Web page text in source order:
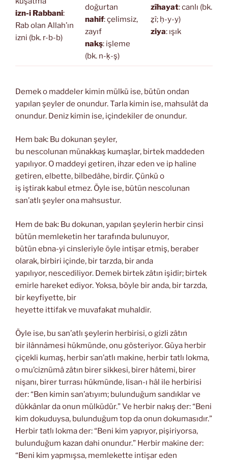
izn-i Rabbani:
Rab olan Allah’ın
izni (bk. r-b-b)
doğurtan
nahif: çelimsiz,
zayıf
nakş: işleme
(bk. n-ḳ-ş)
zîhayat: canlı (bk.
ẕî; ḥ-y-y)
ziya: ışık
Demek o maddeler kimin mülkü ise, bütün ondan
yapılan şeyler de onundur. Tarla kimin ise, mahsulât da
onundur. Deniz kimin ise, içindekiler de onundur.
Hem bak: Bu dokunan şeyler,
bu nescolunan münakkaş kumaşlar, birtek maddeden
yapılıyor. O maddeyi getiren, ihzar eden ve ip haline
getiren, elbette, bilbedâhe, birdir. Çünkü o
iş iştirak kabul etmez. Öyle ise, bütün nescolunan
san’atlı şeyler ona mahsustur.
Hem de bak: Bu dokunan, yapılan şeylerin herbir cinsi
bütün memleketin her tarafında bulunuyor,
bütün ebna-yi cinsleriyle öyle intişar etmiş, beraber
olarak, birbiri içinde, bir tarzda, bir anda
yapılıyor, nescediliyor. Demek birtek zâtın işidir; birtek
emirle hareket ediyor. Yoksa, böyle bir anda, bir tarzda,
bir keyfiyette, bir
heyette ittifak ve muvafakat muhaldir.
Öyle ise, bu san’atlı şeylerin herbirisi, o gizli zâtın
bir ilânnâmesi hükmünde, onu gösteriyor. Güya herbir
çiçekli kumaş, herbir san’atlı makine, herbir tatlı lokma,
o mu’ciznümâ zâtın birer sikkesi, birer hâtemi, birer
nişanı, birer turrası hükmünde, lisan-ı hâl ile herbirisi
der: “Ben kimin san’atıyım; bulunduğum sandıklar ve
dükkânlar da onun mülküdür.” Ve herbir nakış der: “Beni
kim dokuduysa, bulunduğum top da onun dokumasıdır.”
Herbir tatlı lokma der: “Beni kim yapıyor, pişiriyorsa,
bulunduğum kazan dahi onundur.” Herbir makine der:
“Beni kim yapmışsa, memlekette intişar eden